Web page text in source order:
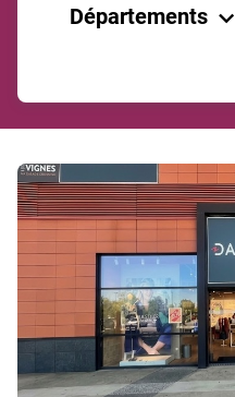
Départements
Bouches-Du-Rhone
Retour à France
Appuyer
sur
la
touche
ENTRÉE
pour
obtenir
de
amples